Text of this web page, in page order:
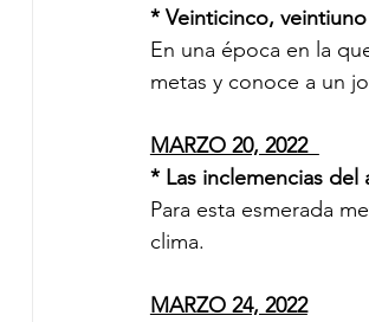
* Veinticinco, veintiuno
En una época en la
metas y conoce a un
MARZO 20, 2022
* Las inclemencias del
Para esta esmerada
clima.
MARZO 24, 2022